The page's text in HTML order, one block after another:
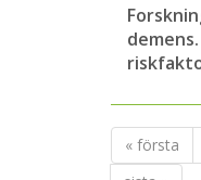
« första